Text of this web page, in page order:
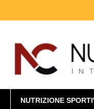
NUTRIZIONE